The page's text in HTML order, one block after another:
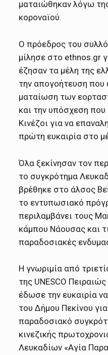
ματαιώθηκαν λόγω
κοροναϊού.
Ο πρόεδρος του
μίλησε στο ethnos.gr
έζησαν τα μέλη της
την απογοήτευση που
ματαίωση των
και την υπόσχεση
Κινέζοι για να
πρώτη ευκαιρία στο
Όλα ξεκίνησαν τον
το συγκρότημα
βρέθηκε στο άλσος
το εντυπωσιακό
περιλαμβάνει τους
κάμπου Νάουσας και
παραδοσιακές
Η γνωριμία από
της UNESCO
έδωσε την ευκαιρία
του Δήμου Πεκίνου
παραδοσιακό
κινεζικής
Λευκαδίων «Αγία